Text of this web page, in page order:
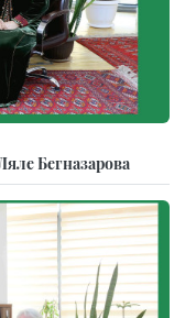
Бегназарова